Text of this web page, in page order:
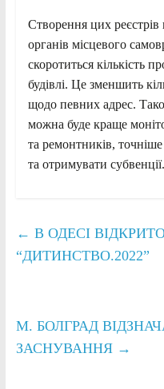
Створення цих
органів місцевого
скоротиться кількість
будівлі. Це зменшить
щодо певних адрес.
можна буде краще
та ремонтників,
та отримувати субвенції.
← В ОДЕСІ
“ДИТИНСТВО.2022”
М. БОЛГРАД
ЗАСНУВАННЯ →